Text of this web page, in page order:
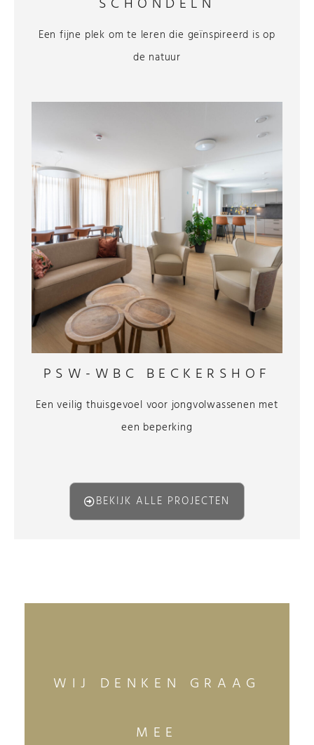
Een fijne plek om te leren die geïnspireerd is op
de natuur
PSW-WBC BECKERSHOF
Een veilig thuisgevoel voor jongvolwassenen met
een beperking
BEKIJK ALLE PROJECTEN
WIJ DENKEN GRAAG
MEE